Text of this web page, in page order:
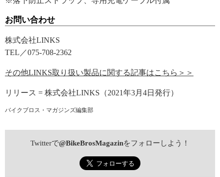
お問い合わせ
株式会社LINKS
TEL／075-708-2362
その他LINKS取り扱い製品に関する記事はこちら＞＞
リリース = 株式会社LINKS（2021年3月4日発行）
バイクブロス・マガジンズ編集部
Twitterで@BikeBrosMagazinをフォローしよう！